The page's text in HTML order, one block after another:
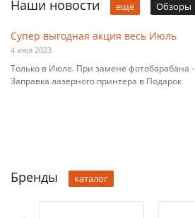
Наши новости ещё Обзоры
Супер выгодная акция весь Июль
4 июл 2023
Только в Июле. При замене фотобарабана -
Заправка лазерного принтера в Подарок
Бренды каталог